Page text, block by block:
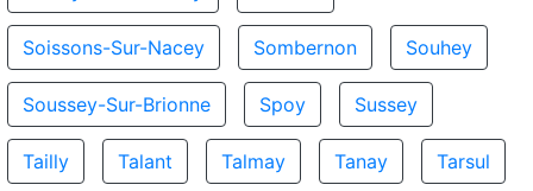
Soissons-Sur-Nacey Sombernon Souhey
Soussey-Sur-Brionne Spoy Sussey
Tailly Talant Talmay Tanay Tarsul